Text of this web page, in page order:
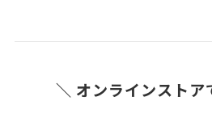
＼ オンラインストア